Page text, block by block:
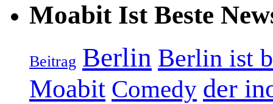
Moabit Ist Beste
Beitrag Berlin Berlin ist
Moabit Comedy der